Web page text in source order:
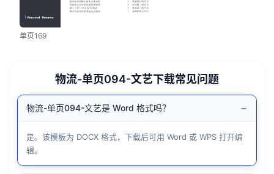
单页169
物流-单页094-文艺下载常见问题
物流-单页094-文艺是 Word 格式吗？ −
是。该模板为 DOCX 格式，下载后可用 Word 或 WPS 打开编
辑。